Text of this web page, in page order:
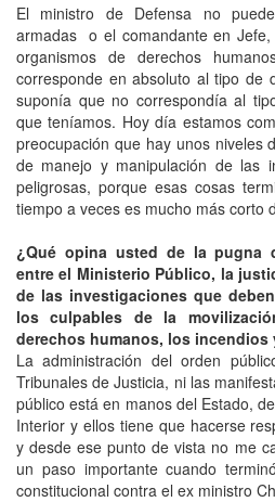
El ministro de Defensa no
armadas o el comandante en
organismos de derechos
corresponde en absoluto al tipo de
suponía que no correspondía al
que teníamos. Hoy día estamos
preocupación que hay unos niveles
de manejo y manipulación de las
peligrosas, porque esas cosas
tiempo a veces es mucho más corto
¿Qué opina usted de la pugna
entre el Ministerio Público, la
de las investigaciones que
los culpables de la
derechos humanos, los incendios
La administración del orden
Tribunales de Justicia, ni las
público está en manos del Estado,
Interior y ellos tiene que hacerse
y desde ese punto de vista no me
un paso importante cuando
constitucional contra el ex ministro